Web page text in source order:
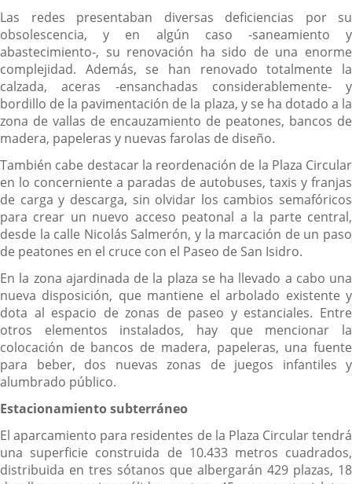
Las redes presentaban diversas deficiencias por su
obsolescencia, y en algún caso -saneamiento y
abastecimiento-, su renovación ha sido de una enorme
complejidad. Además, se han renovado totalmente la
calzada, aceras -ensanchadas considerablemente- y
bordillo de la pavimentación de la plaza, y se ha dotado a la
zona de vallas de encauzamiento de peatones, bancos de
madera, papeleras y nuevas farolas de diseño.
También cabe destacar la reordenación de la Plaza Circular
en lo concerniente a paradas de autobuses, taxis y franjas
de carga y descarga, sin olvidar los cambios semafóricos
para crear un nuevo acceso peatonal a la parte central,
desde la calle Nicolás Salmerón, y la marcación de un paso
de peatones en el cruce con el Paseo de San Isidro.
En la zona ajardinada de la plaza se ha llevado a cabo una
nueva disposición, que mantiene el arbolado existente y
dota al espacio de zonas de paseo y estanciales. Entre
otros elementos instalados, hay que mencionar la
colocación de bancos de madera, papeleras, una fuente
para beber, dos nuevas zonas de juegos infantiles y
alumbrado público.
Estacionamiento subterráneo
El aparcamiento para residentes de la Plaza Circular tendrá
una superficie construida de 10.433 metros cuadrados,
distribuida en tres sótanos que albergarán 429 plazas, 18